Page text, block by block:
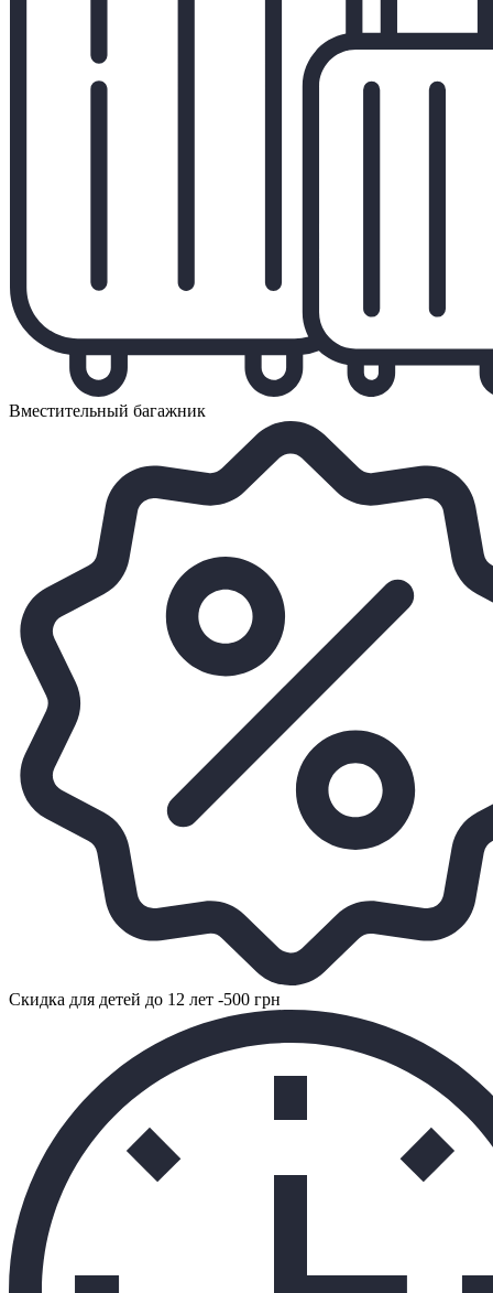
Вместительный багажник
Скидка для детей до 12 лет -500 грн